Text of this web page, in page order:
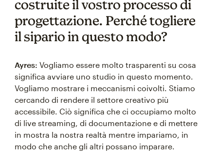
costruite il vostro processo di
progettazione. Perché togliere
il sipario in questo modo?
Ayres: Vogliamo essere molto trasparenti su cosa
significa avviare uno studio in questo momento.
Vogliamo mostrare i meccanismi coivolti. Stiamo
cercando di rendere il settore creativo più
accessibile. Ciò significa che ci occupiamo molto
di live streaming, di documentazione e di mettere
in mostra la nostra realtà mentre impariamo, in
modo che anche gli altri possano imparare.